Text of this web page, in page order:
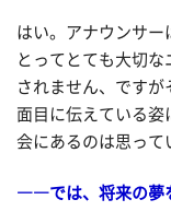
はい。アナウンサー
とってとても大切
されません、です
面目に伝えている
会にあるのは思って
――では、将来の夢